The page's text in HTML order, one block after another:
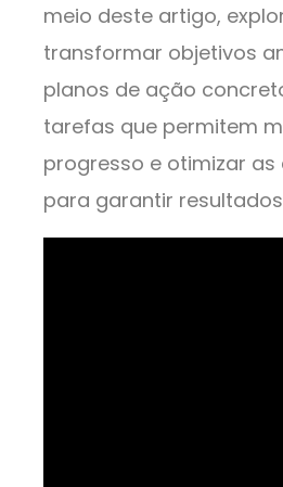
meio deste artigo,
transformar objetivos
planos de ação
tarefas que permitem
progresso e otimizar
para garantir